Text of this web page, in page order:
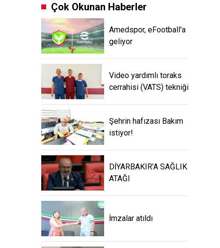
Çok Okunan Haberler
Amedspor, eFootball'a
geliyor
Video yardımlı toraks
cerrahisi (VATS) tekniği
Şehrin hafızası Bakım
istiyor!
DİYARBAKIR’A SAĞLIK
ATAĞI
İmzalar atıldı